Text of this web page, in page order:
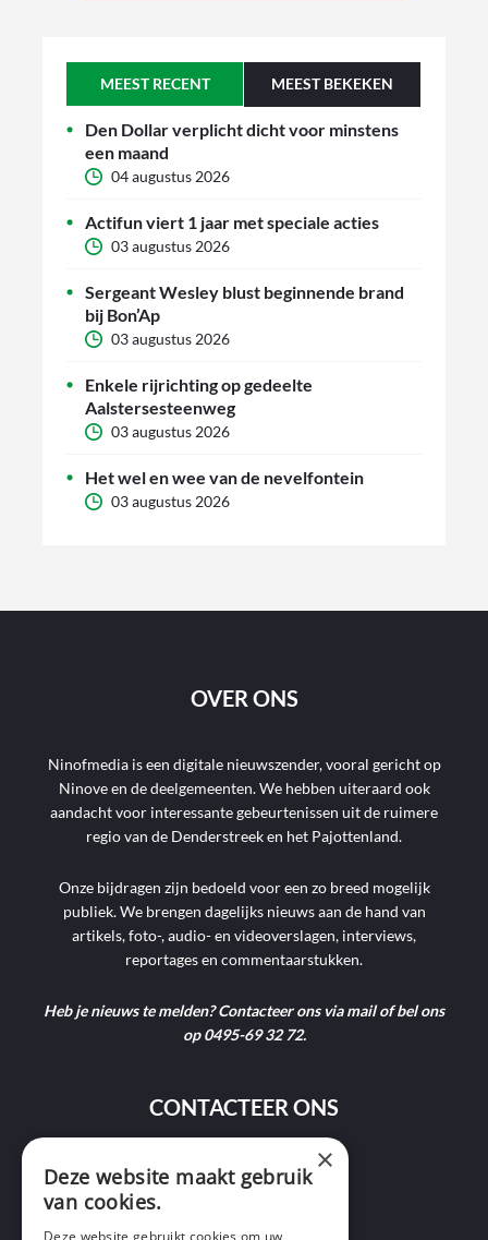
MEEST RECENT MEEST BEKEKEN
Den Dollar verplicht dicht voor minstens
een maand
04 augustus 2026
Actifun viert 1 jaar met speciale acties
03 augustus 2026
Sergeant Wesley blust beginnende brand
bij Bon’Ap
03 augustus 2026
Enkele rijrichting op gedeelte
Aalstersesteenweg
03 augustus 2026
Het wel en wee van de nevelfontein
03 augustus 2026
OVER ONS
Ninofmedia is een digitale nieuwszender, vooral gericht op
Ninove en de deelgemeenten. We hebben uiteraard ook
aandacht voor interessante gebeurtenissen uit de ruimere
regio van de Denderstreek en het Pajottenland.
Onze bijdragen zijn bedoeld voor een zo breed mogelijk
publiek. We brengen dagelijks nieuws aan de hand van
artikels, foto-, audio- en videoverslagen, interviews,
reportages en commentaarstukken.
Heb je nieuws te melden? Contacteer ons via mail of bel ons
op 0495-69 32 72.
CONTACTEER ONS
9400 Ninove ×
Deze website maakt gebruik
van cookies.
Deze website gebruikt cookies om uw